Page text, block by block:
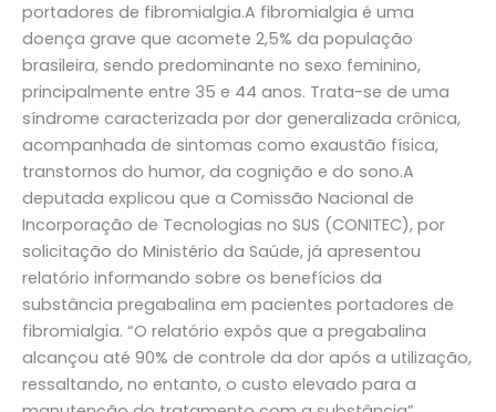
portadores de fibromialgia.A fibromialgia é uma
doença grave que acomete 2,5% da população
brasileira, sendo predominante no sexo feminino,
principalmente entre 35 e 44 anos. Trata-se de uma
síndrome caracterizada por dor generalizada crônica,
acompanhada de sintomas como exaustão física,
transtornos do humor, da cognição e do sono.A
deputada explicou que a Comissão Nacional de
Incorporação de Tecnologias no SUS (CONITEC), por
solicitação do Ministério da Saúde, já apresentou
relatório informando sobre os benefícios da
substância pregabalina em pacientes portadores de
fibromialgia. “O relatório expôs que a pregabalina
alcançou até 90% de controle da dor após a utilização,
ressaltando, no entanto, o custo elevado para a